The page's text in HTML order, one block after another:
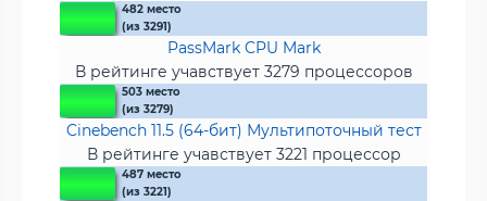
482 место
(из 3291)
PassMark CPU Mark
В рейтинге учавствует 3279 процессоров
503 место
(из 3279)
Cinebench 11.5 (64-бит) Мультипоточный тест
В рейтинге учавствует 3221 процессор
487 место
(из 3221)